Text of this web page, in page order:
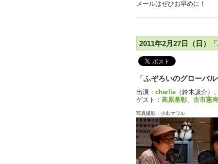
メールはぜひお早めに！
2011年2月27日（日）
「ふぞろいのグローバ
出演： charlie （鈴木謙介）
ゲスト： 高原基彰、 古市憲寿
写真撮影：小出マワル